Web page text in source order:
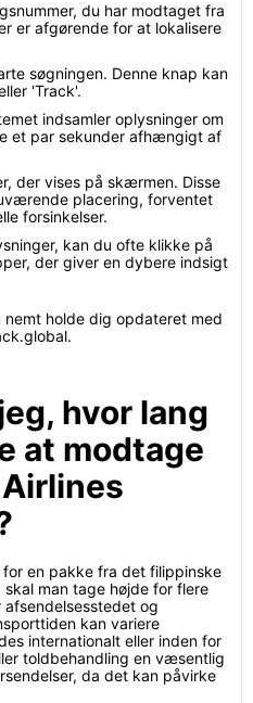
du har modtaget fra
er afgørende for at lokalisere
søgningen. Denne knap kan
'Track'.
indsamler oplysninger om
et par sekunder afhængigt af
der vises på skærmen. Disse
placering, forventet
forsinkelser.
kan du ofte klikke på
der giver en dybere indsigt
holde dig opdateret med
hvor lang
at modtage
en pakke fra det filippinske
man tage højde for flere
og
kan variere
internationalt eller inden for
toldbehandling en væsentlig
da det kan påvirke